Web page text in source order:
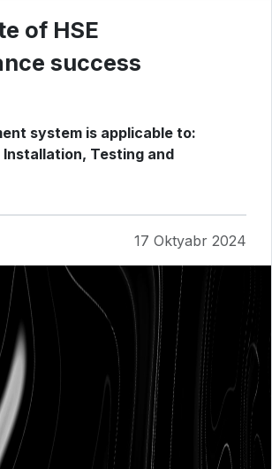
of HSE
success
system is applicable to:
Testing and
17 Oktyabr 2024